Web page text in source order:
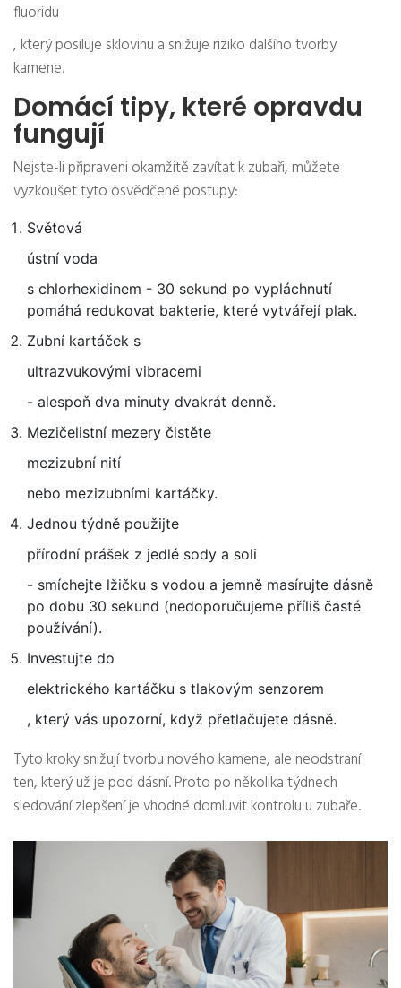
fluoridu
, který posiluje sklovinu a snižuje riziko dalšího tvorby
kamene.
Domácí tipy, které opravdu
fungují
Nejste-li připraveni okamžitě zavítat k zubaři, můžete
vyzkoušet tyto osvědčené postupy:
Světová
ústní voda
s chlorhexidinem - 30 sekund po vypláchnutí
pomáhá redukovat bakterie, které vytvářejí plak.
Zubní kartáček s
ultrazvukovými vibracemi
- alespoň dva minuty dvakrát denně.
Mezičelistní mezery čistěte
mezizubní nití
nebo mezizubními kartáčky.
Jednou týdně použijte
přírodní prášek z jedlé sody a soli
- smíchejte lžičku s vodou a jemně masírujte dásně
po dobu 30 sekund (nedoporučujeme příliš časté
používání).
Investujte do
elektrického kartáčku s tlakovým senzorem
, který vás upozorní, když přetlačujete dásně.
Tyto kroky snižují tvorbu nového kamene, ale neodstraní
ten, který už je pod dásní. Proto po několika týdnech
sledování zlepšení je vhodné domluvit kontrolu u zubaře.